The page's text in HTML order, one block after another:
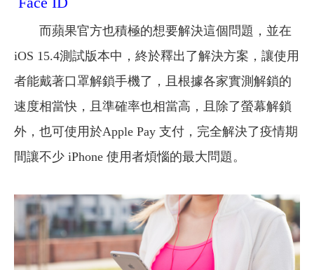
而蘋果官方也積極的想要解決這個問題，並在
iOS 15.4測試版本中，終於釋出了解決方案，讓使用
者能戴著口罩解鎖手機了，且根據各家實測解鎖的
速度相當快，且準確率也相當高，且除了螢幕解鎖
外，也可使用於Apple Pay 支付，完全解決了疫情期
間讓不少 iPhone 使用者煩惱的最大問題。